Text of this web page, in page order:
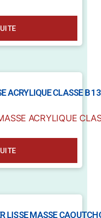
ACRYLIQUE CLASSE B
LISSE MASSE